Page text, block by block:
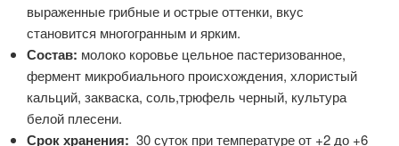
выраженные грибные и острые оттенки, вкус
становится многогранным и ярким.
Состав: молоко коровье цельное пастеризованное,
фермент микробиального происхождения, хлористый
кальций, закваска, соль,трюфель черный, культура
белой плесени.
Срок хранения: 30 суток при температуре от +2 до +6